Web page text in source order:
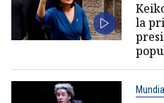
la
Mundial